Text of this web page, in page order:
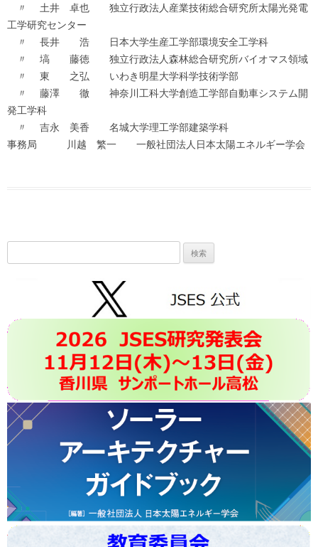
〃 土井 卓也 独立行政法人産業技術総合研究所太陽光発電
工学研究センター
〃 長井 浩 日本大学生産工学部環境安全工学科
〃 塙 藤徳 独立行政法人森林総合研究所バイオマス領域
〃 東 之弘 いわき明星大学科学技術学部
〃 藤澤 徹 神奈川工科大学創造工学部自動車システム開
発工学科
〃 吉永 美香 名城大学理工学部建築学科
事務局 川越 繁一 一般社団法人日本太陽エネルギー学会
索: